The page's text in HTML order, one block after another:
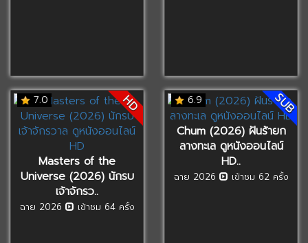
7.0 HD
Masters of the
Universe (2026) นักรบ
เจ้าจักรว..
ฉาย 2026 เข้าชม 64 ครั้ง
6.9 SUB
Chum (2026) ฝันร้ายก
ลางทะเล ดูหนังออนไลน์
HD..
ฉาย 2026 เข้าชม 62 ครั้ง